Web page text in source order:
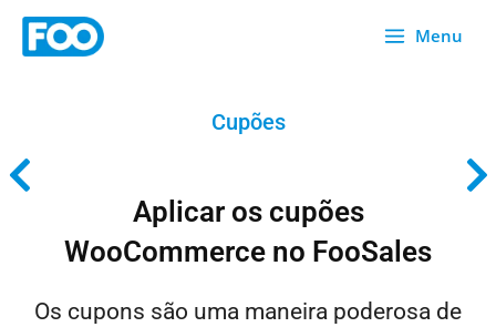
Saltar
Menu
Cupões
Aplicar os cupões
WooCommerce no FooSales
Os cupons são uma maneira poderosa de